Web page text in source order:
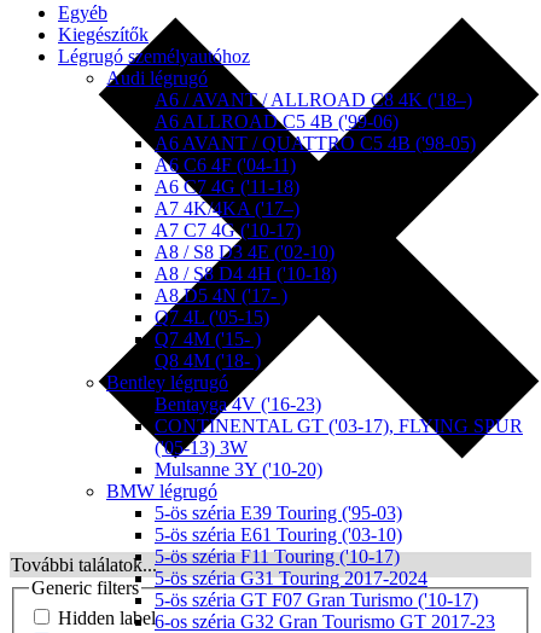
További találatok...
Generic filters
Hidden label
Egyéb
Kiegészítők
Légrugó személyautóhoz
Audi légrugó
A6 / AVANT / ALLROAD C8 4K ('18–)
A6 ALLROAD C5 4B ('99-06)
A6 AVANT / QUATTRO C5 4B ('98-05)
A6 C6 4F ('04-11)
A6 C7 4G ('11-18)
A7 4K/4KA ('17–)
A7 C7 4G ('10-17)
A8 / S8 D3 4E ('02-10)
A8 / S8 D4 4H ('10-18)
A8 D5 4N ('17- )
Q7 4L ('05-15)
Q7 4M ('15- )
Q8 4M ('18- )
Bentley légrugó
Bentayga 4V ('16-23)
CONTINENTAL GT ('03-17), FLYING SPUR
('05-13) 3W
Mulsanne 3Y ('10-20)
BMW légrugó
5-ös széria E39 Touring ('95-03)
5-ös széria E61 Touring ('03-10)
5-ös széria F11 Touring ('10-17)
5-ös széria G31 Touring 2017-2024
5-ös széria GT F07 Gran Turismo ('10-17)
6-os széria G32 Gran Tourismo GT 2017-23